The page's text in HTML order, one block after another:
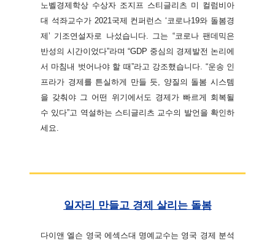
노벨경제학상 수상자 조지프 스티글리츠 미 컬럼비아
대 석좌교수가 2021국제 컨퍼런스 ‘코로나19와 돌봄경
제’ 기조연설자로 나섰습니다. 그는 “코로나 팬데믹은
반성의 시간이었다”라며 “GDP 중심의 경제발전 논리에
서 마침내 벗어나야 할 때”라고 강조했습니다. “운송 인
프라가 경제를 튼실하게 만들 듯, 양질의 돌봄 시스템
을 갖춰야 그 어떤 위기에서도 경제가 빠르게 회복될
수 있다”고 역설하는 스티글리츠 교수의 발언을 확인하
세요.
일자리 만들고 경제 살리는 돌봄
다이앤 엘슨 영국 에섹스대 명예교수는 영국 경제 분석